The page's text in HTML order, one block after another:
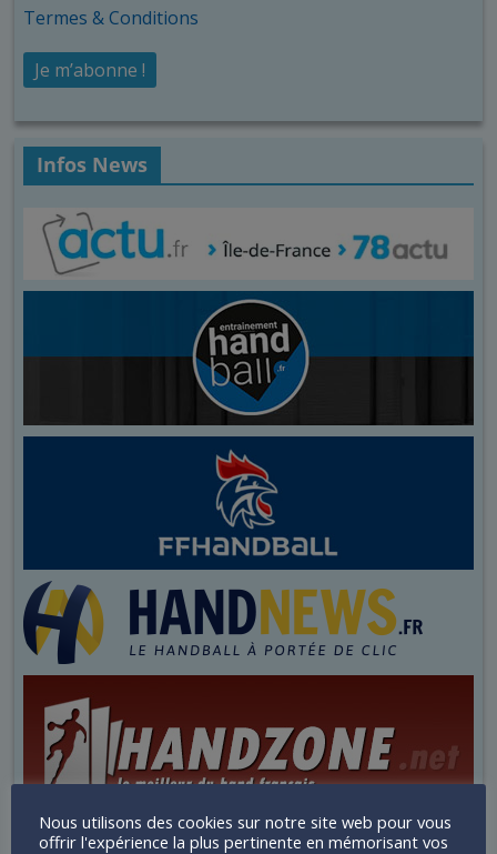
Termes & Conditions
Infos News
Nous utilisons des cookies sur notre site web pour vous
offrir l'expérience la plus pertinente en mémorisant vos